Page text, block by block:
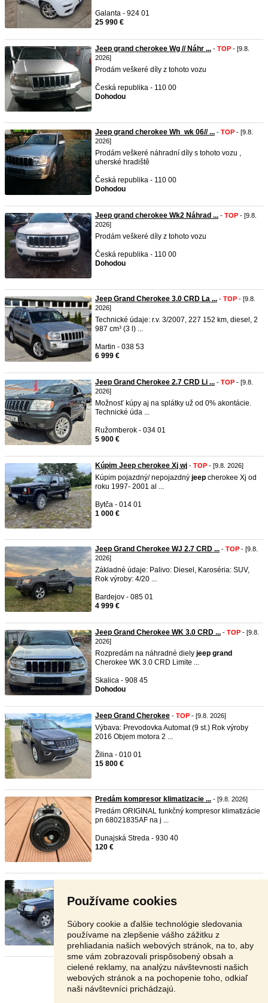
Používame cookies
Súbory cookie a ďalšie technológie sledovania
používame na zlepšenie vášho zážitku z
prehliadania našich webových stránok, na to, aby
sme vám zobrazovali prispôsobený obsah a
cielené reklamy, na analýzu návštevnosti našich
webových stránok a na pochopenie toho, odkiaľ
naši návštevníci prichádzajú.
Galanta - 924 01
25 990 €
Jeep grand cherokee Wg // Náhr ... - TOP - [9.8.
2026]
Prodám veškeré díly z tohoto vozu
Česká republika - 110 00
Dohodou
Jeep grand cherokee Wh_wk 06// ... - TOP - [9.8.
2026]
Prodám veškeré náhradní díly s tohoto vozu ,
uherské hradiště
Česká republika - 110 00
Dohodou
Jeep grand cherokee Wk2 Náhrad ... - TOP - [9.8.
2026]
Prodám veškeré díly z tohoto vozu
Česká republika - 110 00
Dohodou
Jeep Grand Cherokee 3.0 CRD La ... - TOP - [9.8.
2026]
Technické údaje: r.v. 3/2007, 227 152 km, diesel, 2
987 cm³ (3 l) ...
Martin - 038 53
6 999 €
Jeep Grand Cherokee 2.7 CRD Li ... - TOP - [9.8.
2026]
Možnosť kúpy aj na splátky už od 0% akontácie.
Technické úda ...
Ružomberok - 034 01
5 900 €
Kúpim Jeep cherokee Xj wj - TOP - [9.8. 2026]
Kúpim pojazdný/ nepojazdný jeep cherokee Xj od
roku 1997- 2001 al ...
Bytča - 014 01
1 000 €
Jeep Grand Cherokee WJ 2.7 CRD ... - TOP - [9.8.
2026]
Základné údaje: Palivo: Diesel, Karoséria: SUV,
Rok výroby: 4/20 ...
Bardejov - 085 01
4 999 €
Jeep Grand Cherokee WK 3.0 CRD ... - TOP - [9.8.
2026]
Rozpredám na náhradné diely jeep grand
Cherokee WK 3.0 CRD Limite ...
Skalica - 908 45
Dohodou
Jeep Grand Cherokee - TOP - [9.8. 2026]
Výbava: Prevodovka Automat (9 st.) Rok výroby
2016 Objem motora 2 ...
Žilina - 010 01
15 800 €
Predám kompresor klimatizacie ... - [9.8. 2026]
Predám ORIGINAL funkčný kompresor klimatizácie
pn 68021835AF na j ...
Dunajská Streda - 930 40
120 €
Predám
wj 2.7 diesel 120kw . Rok 2004 ,
najazdene 282000km . ...
Bytča - 014 01
Stránka: 1 2 3 Ďalšia